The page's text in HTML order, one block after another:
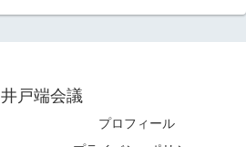
井戸端会議
プロフィール